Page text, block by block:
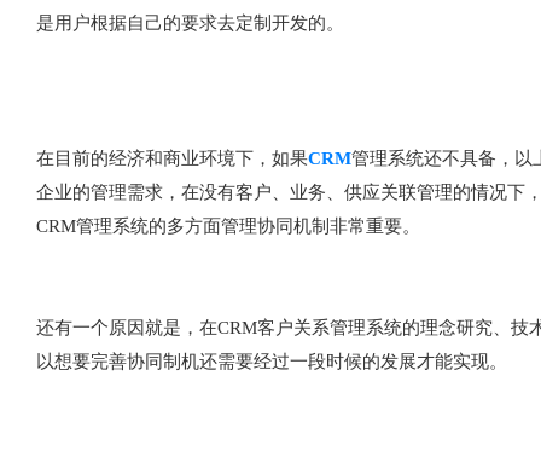
是用户根据自己的要求去定制开发的。
在目前的经济和商业环境下，如果CRM管理系统还不具备，以
企业的管理需求，在没有客户、业务、供应关联管理的情况下
CRM管理系统的多方面管理协同机制非常重要。
还有一个原因就是，在CRM客户关系管理系统的理念研究、
以想要完善协同制机还需要经过一段时候的发展才能实现。